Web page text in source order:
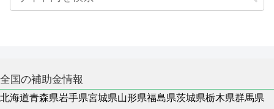
全国の補助金情報
北海道青森県岩手県宮城県山形県福島県茨城県栃木県群馬県